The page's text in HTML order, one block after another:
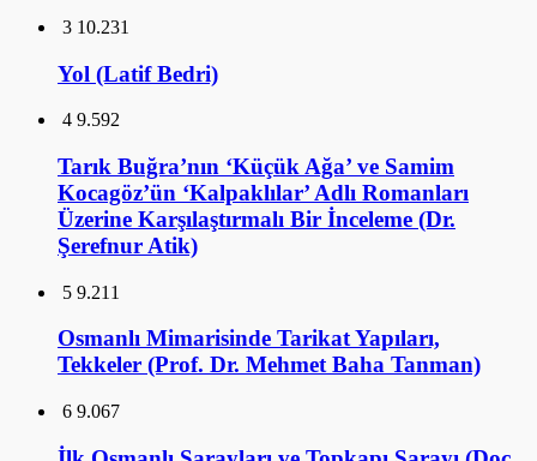
3 10.231
Yol (Latif Bedri)
4 9.592
Tarık Buğra’nın ‘Küçük Ağa’ ve Samim
Kocagöz’ün ‘Kalpaklılar’ Adlı Romanları
Üzerine Karşılaştırmalı Bir İnceleme (Dr.
Şerefnur Atik)
5 9.211
Osmanlı Mimarisinde Tarikat Yapıları,
Tekkeler (Prof. Dr. Mehmet Baha Tanman)
6 9.067